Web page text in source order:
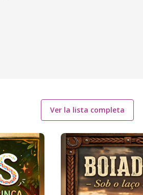
Ver la lista completa